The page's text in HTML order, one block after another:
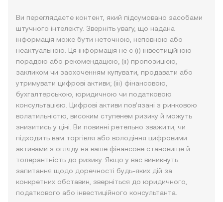
Ви переглядаєте контент, який підсумовано засобами
штучного інтелекту. Зверніть увагу, що надана
інформація може бути неточною, неповною або
неактуальною. Ця інформація не є (i) інвестиційною
порадою або рекомендацією; (ii) пропозицією,
закликом чи заохоченням купувати, продавати або
утримувати цифрові активи; (iii) фінансовою,
бухгалтерською, юридичною чи податковою
консультацією. Цифрові активи пов’язані з ринковою
волатильністю, високим ступенем ризику й можуть
знизитись у ціні. Ви повинні ретельно зважити, чи
підходить вам торгівля або володіння цифровими
активами з огляду на ваше фінансове становище й
толерантність до ризику. Якщо у вас виникнуть
запитання щодо доречності будь-яких дій за
конкретних обставин, зверніться до юридичного,
податкового або інвестиційного консультанта.